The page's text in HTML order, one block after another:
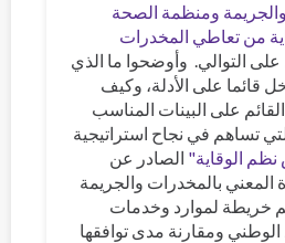
ومنظمة الصحة
من تعاطي المخدرات
على التوالي. وأوضحوا ما الذي
قائما على الأدلة، وكيف
على البينات المناسب
تساهم في نجاح استراتيجية
الوقاية" الصادر عن
المعني بالمخدرات والجريمة
خريطة لموارد وخدمات
الوطني ومقارنة مدى توافقها